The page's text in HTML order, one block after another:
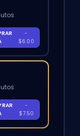
-
$6.00
-
$7.50